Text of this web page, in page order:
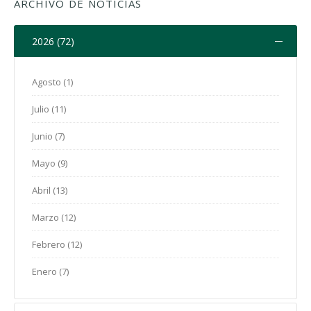
ARCHIVO DE NOTICIAS
2026 (72)
Agosto (1)
Julio (11)
Junio (7)
Mayo (9)
Abril (13)
Marzo (12)
Febrero (12)
Enero (7)